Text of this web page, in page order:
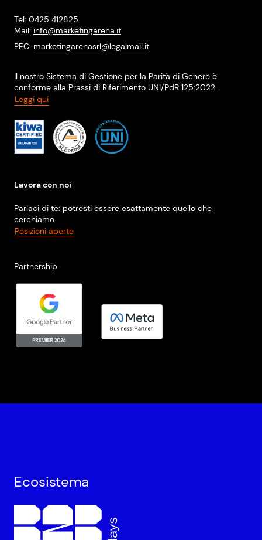
Tel: 0425 412825
Mail: info@marketingarena.it
PEC: marketingarenasrl@legalmail.it
Il nostro Sistema di Gestione per la Parità di Genere è
conforme alla Prassi di Riferimento UNI/PdR 125:2022.
Leggi qui
Lavora con noi
Parlaci di te: potresti essere esattamente quello che
cerchiamo
Posizioni aperte
Partnership
Ecosistema